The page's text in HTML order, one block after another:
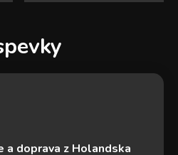
a doprava z Holandska